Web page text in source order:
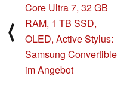
⟨
Core Ultra 7, 32 GB
RAM, 1 TB SSD,
OLED, Active Stylus:
Samsung Convertible
im Angebot